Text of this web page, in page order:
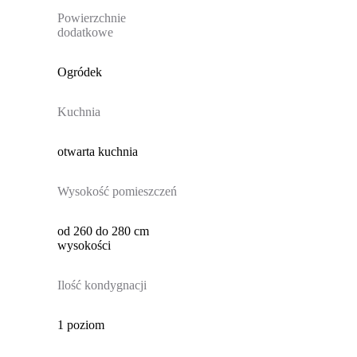
Powierzchnie
dodatkowe
Ogródek
Kuchnia
otwarta kuchnia
Wysokość pomieszczeń
od 260 do 280 cm
wysokości
Ilość kondygnacji
1 poziom